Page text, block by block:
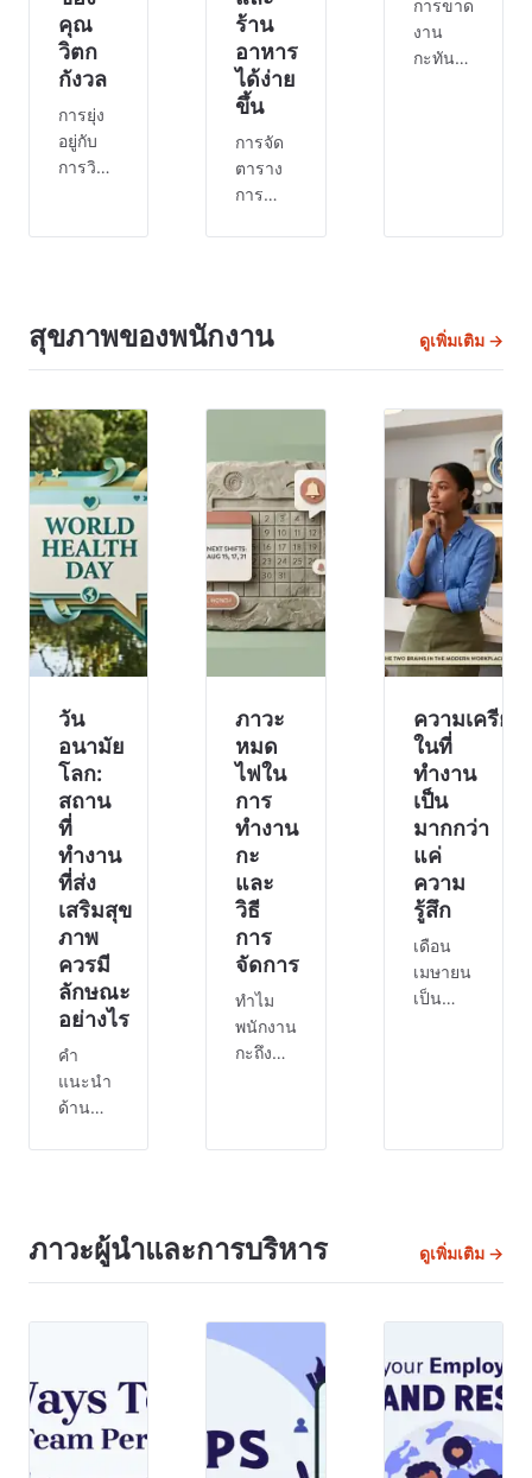
คุณ
วิตก
กังวล
การยุ่ง
อยู่กับ
การวิตก
ปกติ แต่
ความ
กังวล
เป็น
สัญญาณ
บ่งบอก
ว่ามีบาง
อย่างใน
ร่างกาย
ของคุณ
ทำงาน
ผิดปกติ.
ร่วมทีม
ข
ร้าน
อาหาร
ได้ง่าย
ขึ้น
การจัด
ตาราง
การ
อุตสาหกรรม
การ
บริการ
ท้าทาย
บ่อยครั้ง
ที่
พนักงาน
ใน
อุตสาหกรรม
เหล่านี้
มักจะ
เวลา
หรือมี
ภาระผูก
พันอื่นๆ
ที่คุณต
การขาด
งาน
กะทันหัน
พวกเขา
อาจ
ทำให้
พนักงาน
ของคุณ
ต้องเสีย
ค่าใช้
จ่าย
โดย
เฉพาะ
อย่างยิ่ง
เมื่อพวก
สุขภาพของพนักงาน ดูเพิ่มเติม →
วัน
อนามัย
โลก:
สถาน
ที่
ทำงาน
ที่ส่ง
เสริมสุข
ภาพ
ควรมี
ลักษณะ
อย่างไร
คำ
แนะนำ
ด้าน
สมมติฐาน
ของการ
ใช้ชีวิต
ดี ออก
กำลัง
กาย
ภาวะ
หมด
ไฟใน
การ
ทำงาน
กะ
และ
วิธี
การ
จัดการ
ทำไม
พนักงาน
กะถึง
และเรา
บ้าง?
คุณเห็น
ทีมงาน
ทำงาน
เห็นได้
ทันที
ความเครียด
ในที่
ทำงาน
เป็น
มากกว่า
แค่
ความ
รู้สึก
เดือน
เมษายน
เป็น
ระดับ
กิจกรรม
นี้ทุกปี
เมื่อ
เครือ
ข่าย
ทรัพยากร
ด้าน
ภาวะผู้นำและการบริหาร ดูเพิ่มเติม →